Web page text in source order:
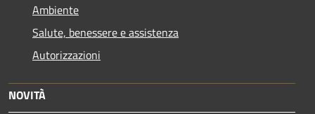
Ambiente
Salute, benessere e assistenza
Autorizzazioni
NOVITÀ